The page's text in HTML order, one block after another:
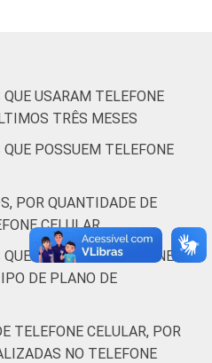
24
95 5
44
93 7 0
89 11 0
USARAM TELEFONE
TRÊS MESES
POSSUEM TELEFONE
POR QUANTIDADE DE
CELULAR
POSSUEM TELEFONE
DE PLANO DE
TELEFONE CELULAR, POR
NO TELEFONE